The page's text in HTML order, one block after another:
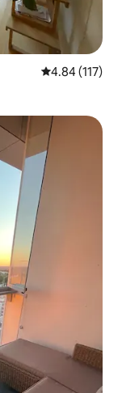
평점 4.84점(5
4.84 (117)